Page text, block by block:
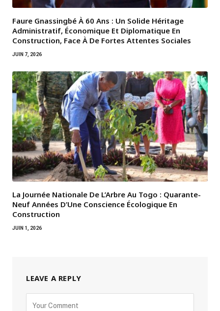
Faure Gnassingbé À 60 Ans : Un Solide Héritage
Administratif, Économique Et Diplomatique En
Construction, Face À De Fortes Attentes Sociales
JUIN 7, 2026
La Journée Nationale De L’Arbre Au Togo : Quarante-
Neuf Années D’Une Conscience Écologique En
Construction
JUIN 1, 2026
LEAVE A REPLY